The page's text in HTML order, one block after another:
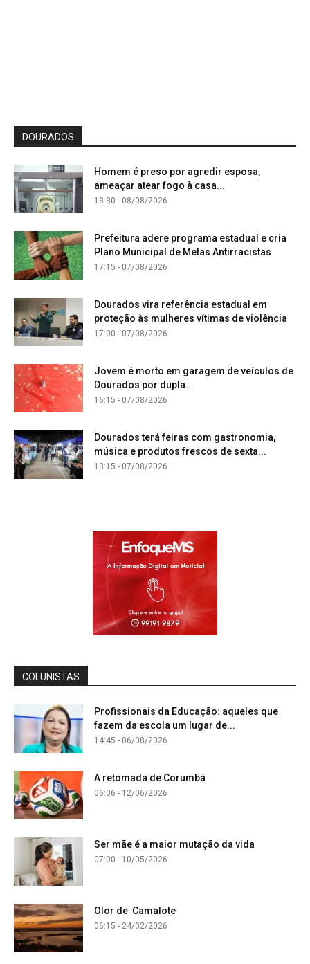
DOURADOS
Homem é preso por agredir esposa,
ameaçar atear fogo à casa...
13:30 - 08/08/2026
Prefeitura adere programa estadual e cria
Plano Municipal de Metas Antirracistas
17:15 - 07/08/2026
Dourados vira referência estadual em
proteção às mulheres vítimas de violência
17:00 - 07/08/2026
Jovem é morto em garagem de veículos de
Dourados por dupla...
16:15 - 07/08/2026
Dourados terá feiras com gastronomia,
música e produtos frescos de sexta...
13:15 - 07/08/2026
COLUNISTAS
Profissionais da Educação: aqueles que
fazem da escola um lugar de...
14:45 - 06/08/2026
A retomada de Corumbá
06:06 - 12/06/2026
Ser mãe é a maior mutação da vida
07:00 - 10/05/2026
Olor de Camalote
06:15 - 24/02/2026